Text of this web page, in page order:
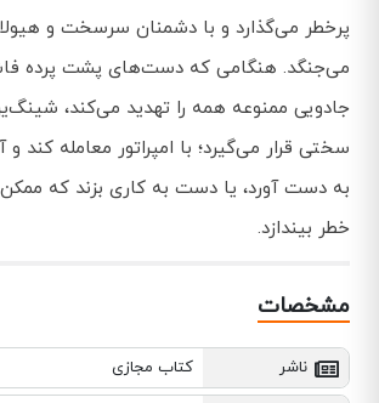
پرخطر می‌گذارد و با دشمنان سرسخت و
می‌جنگد. هنگامی که دست‌های پشت پرده
جادویی ممنوعه همه را تهدید می‌کند،
سختی قرار می‌گیرد؛ با امپراتور معامله کند
به دست آورد، یا دست به کاری بزند که
خطر بیندازد.
مشخصات
ناشر کتاب مجازی